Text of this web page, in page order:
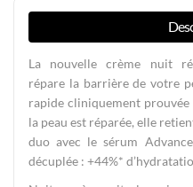
La nouvelle crème nuit
répare la barrière de votre
rapide cliniquement
la peau est réparée, elle
duo avec le sérum
décuplée : +44%*